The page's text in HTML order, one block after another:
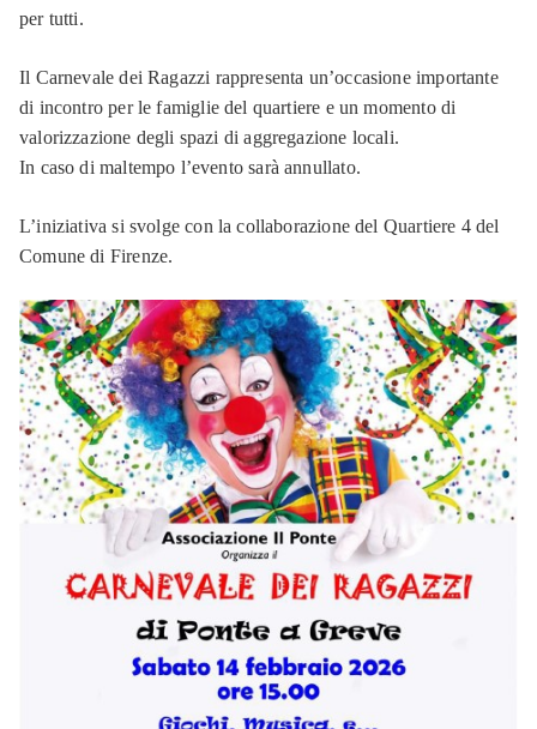
per tutti.
Il Carnevale dei Ragazzi rappresenta un’occasione importante
di incontro per le famiglie del quartiere e un momento di
valorizzazione degli spazi di aggregazione locali.
In caso di maltempo l’evento sarà annullato.
L’iniziativa si svolge con la collaborazione del Quartiere 4 del
Comune di Firenze.